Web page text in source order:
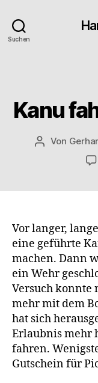
Suchen
Kanu
Beitragsautor
Von
Vor langer,
eine geführte
machen. Dann
ein Wehr
Versuch konnte
mehr mit dem
hat sich
Erlaubnis mehr
fahren.
Gutschein für